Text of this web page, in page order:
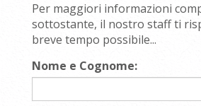
Per maggiori informazioni
sottostante, il nostro staff ti
breve tempo possibile...
Nome e Cognome: